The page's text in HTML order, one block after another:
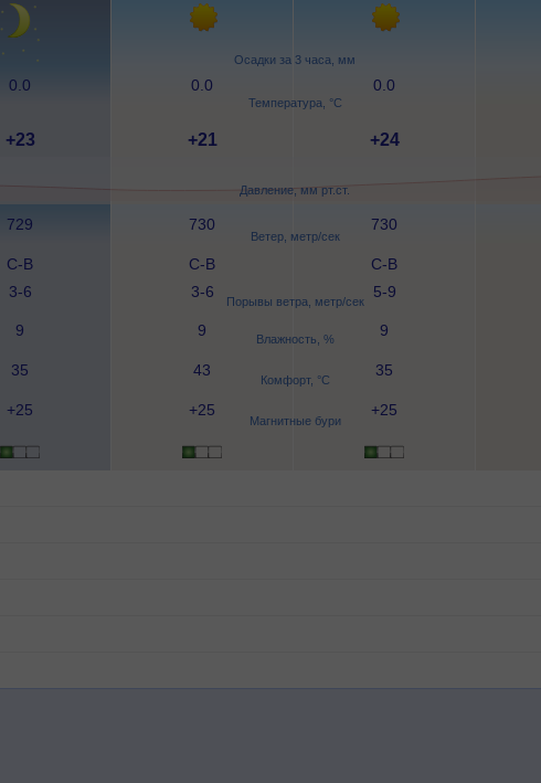
Осадки за 3 часа, мм
Температура, °C
Давление, мм рт.ст.
Ветер, метр/сек
Порывы ветра, метр/сек
Влажность, %
Комфорт, °C
Магнитные бури
0.0 0.0 0.0
+23 +21 +24
729 730 730
С-В
3-6
С-В
3-6
С-В
5-9
9 9 9
35 43 35
+25 +25 +25